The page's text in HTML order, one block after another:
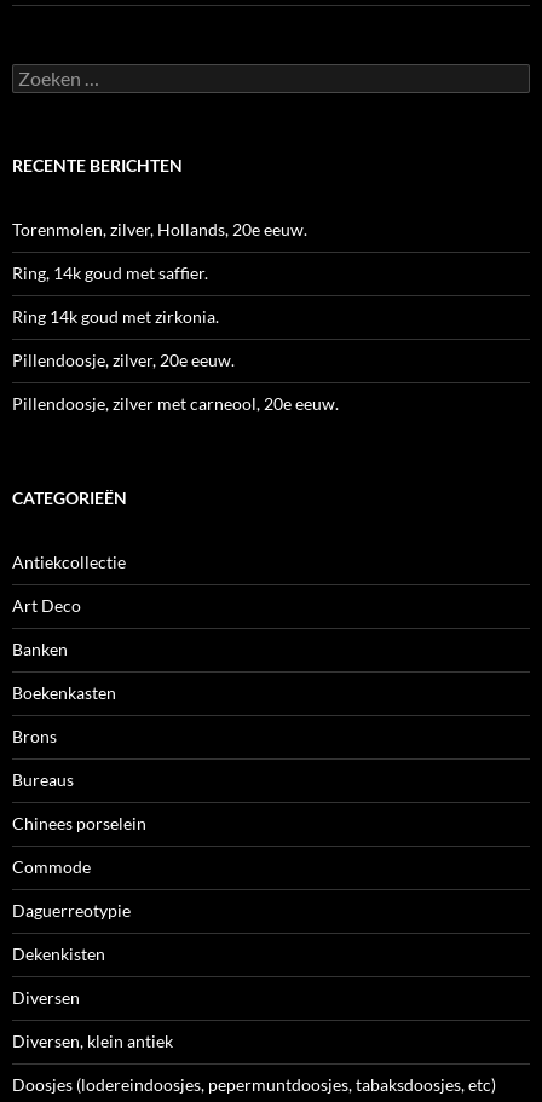
Zoeken
naar:
RECENTE BERICHTEN
Torenmolen, zilver, Hollands, 20e eeuw.
Ring, 14k goud met saffier.
Ring 14k goud met zirkonia.
Pillendoosje, zilver, 20e eeuw.
Pillendoosje, zilver met carneool, 20e eeuw.
CATEGORIEËN
Antiekcollectie
Art Deco
Banken
Boekenkasten
Brons
Bureaus
Chinees porselein
Commode
Daguerreotypie
Dekenkisten
Diversen
Diversen, klein antiek
Doosjes (lodereindoosjes, pepermuntdoosjes, tabaksdoosjes, etc)